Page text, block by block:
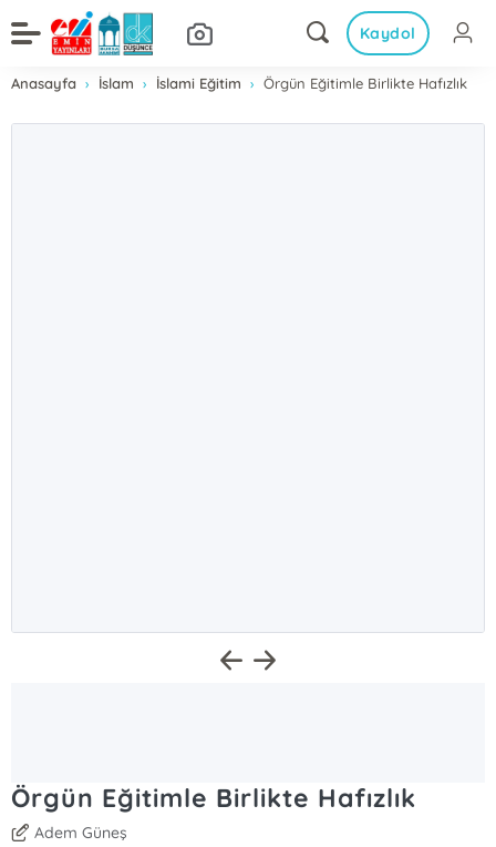
Kaydol
Anasayfa İslam İslami Eğitim Örgün Eğitimle Birlikte Hafızlık
Örgün Eğitimle Birlikte Hafızlık
Adem Güneş